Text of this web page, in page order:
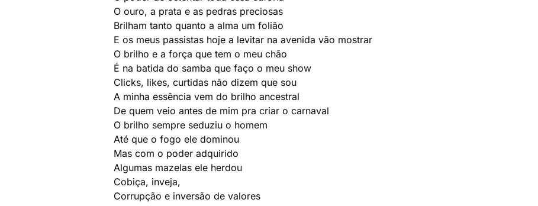
O ouro, a prata e as pedras preciosas
Brilham tanto quanto a alma um folião
E os meus passistas hoje a levitar na avenida vão mostrar
O brilho e a força que tem o meu chão
É na batida do samba que faço o meu show
Clicks, likes, curtidas não dizem que sou
A minha essência vem do brilho ancestral
De quem veio antes de mim pra criar o carnaval
O brilho sempre seduziu o homem
Até que o fogo ele dominou
Mas com o poder adquirido
Algumas mazelas ele herdou
Cobiça, inveja,
Corrupção e inversão de valores